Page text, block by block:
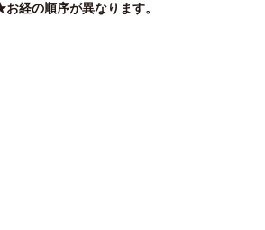
お経の順序が異なります。